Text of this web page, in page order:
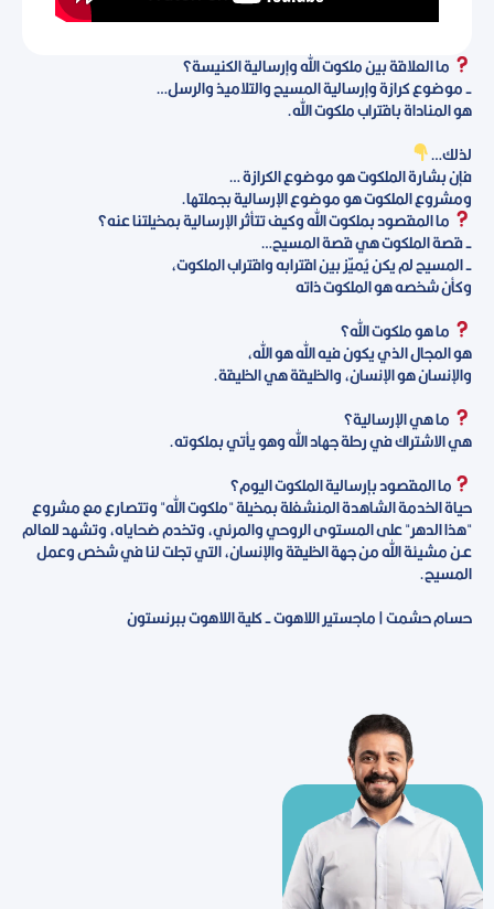
ما العلاقة بين ملكوت الله وإرسالية الكنيسة؟
- موضوع كرازة وإرسالية المسيح والتلاميذ والرسل…
هو المناداة باقتراب ملكوت الله.
لذلك…
فإن بشارة الملكوت هو موضوع الكرازة …
ومشروع الملكوت هو موضوع الإرسالية بجملتها.
ما المقصود بملكوت الله وكيف تتأثر الإرسالية بمخيلتنا عنه؟
- قصة الملكوت هي قصة المسيح…
- المسيح لم يكن يُميّز بين اقترابه واقتراب الملكوت،
وكأن شخصه هو الملكوت ذاته
ما هو ملكوت الله؟
هو المجال الذي يكون فيه الله هو الله،
والإنسان هو الإنسان، والخليقة هي الخليقة.
ما هي الإرسالية؟
هي الاشتراك في رحلة جهاد الله وهو يأتي بملكوته.
ما المقصود بإرسالية الملكوت اليوم؟
حياة الخدمة الشاهدة المنشغلة بمخيلة "ملكوت الله" وتتصارع مع مشروع
"هذا الدهر" على المستوى الروحي والمرئي، وتخدم ضحاياه، وتشهد للعالم
عـن مشيئة الله من جهة الخليقة والإنسان، التي تجلت لنا في شخص وعمل
المسيح.
حسام حشمت | ماجستير اللاهوت - كلية اللاهوت ببرنستون